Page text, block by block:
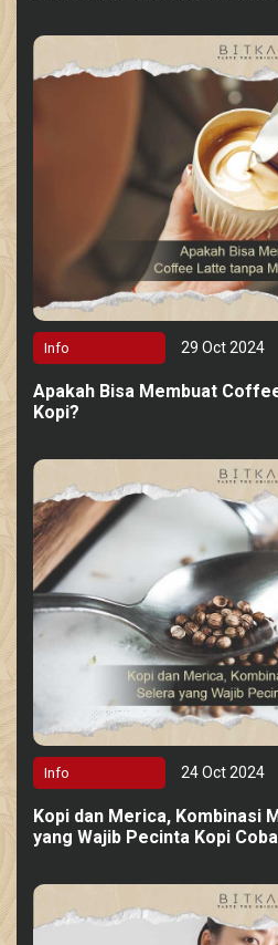
Info 29 Oct 2024
Apakah Bisa Membuat
Kopi?
Info 24 Oct 2024
Kopi dan Merica, Kombinasi
yang Wajib Pecinta Kopi Coba